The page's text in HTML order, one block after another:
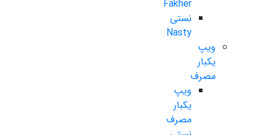
Fakher
نستی
Nasty
ویپ
یکبار
مصرف
ویپ
یکبار
مصرف